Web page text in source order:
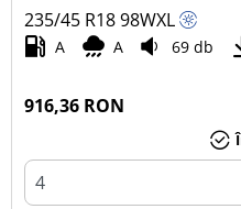
235/45 R1898WXL
A A 69 db
916,36 RON